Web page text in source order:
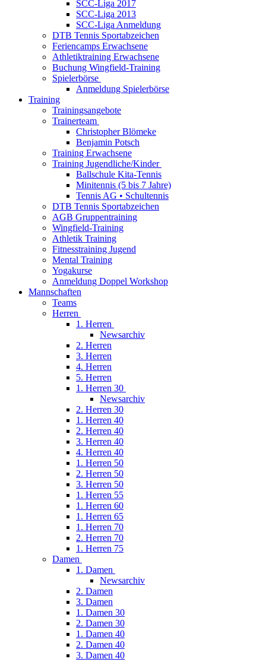
SCC-Liga 2017
SCC-Liga 2013
SCC-Liga Anmeldung
DTB Tennis Sportabzeichen
Feriencamps Erwachsene
Athletiktraining Erwachsene
Buchung Wingfield-Training
Spielerbörse
Anmeldung Spielerbörse
Training
Trainingsangebote
Trainerteam
Christopher Blömeke
Benjamin Potsch
Training Erwachsene
Training Jugendliche/Kinder
Ballschule Kita-Tennis
Minitennis (5 bis 7 Jahre)
Tennis AG • Schultennis
DTB Tennis Sportabzeichen
AGB Gruppentraining
Wingfield-Training
Athletik Training
Fitnesstraining Jugend
Mental Training
Yogakurse
Anmeldung Doppel Workshop
Mannschaften
Teams
Herren
1. Herren
Newsarchiv
2. Herren
3. Herren
4. Herren
5. Herren
1. Herren 30
Newsarchiv
2. Herren 30
1. Herren 40
2. Herren 40
3. Herren 40
4. Herren 40
1. Herren 50
2. Herren 50
3. Herren 50
1. Herren 55
1. Herren 60
1. Herren 65
1. Herren 70
2. Herren 70
1. Herren 75
Damen
1. Damen
Newsarchiv
2. Damen
3. Damen
1. Damen 30
2. Damen 30
1. Damen 40
2. Damen 40
3. Damen 40